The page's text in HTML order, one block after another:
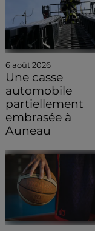
6 août 2026
Une casse
automobile
partiellement
embrasée à
Auneau